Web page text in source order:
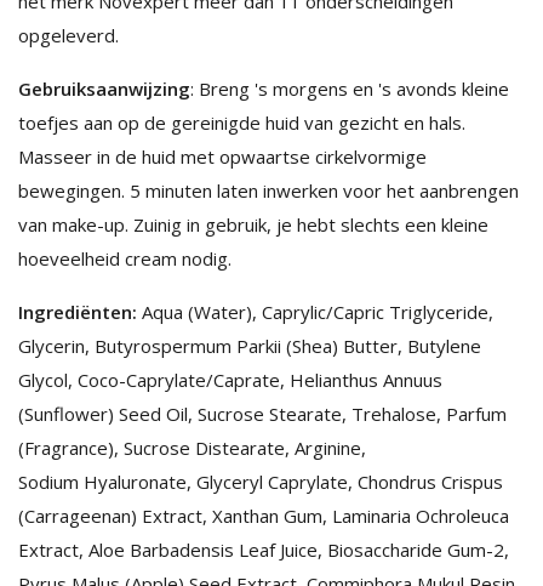
opgeleverd.
Gebruiksaanwijzing: Breng 's morgens en 's avonds kleine
toefjes aan op de gereinigde huid van gezicht en hals.
Masseer in de huid met opwaartse cirkelvormige
bewegingen. 5 minuten laten inwerken voor het aanbrengen
van make-up. Zuinig in gebruik, je hebt slechts een kleine
hoeveelheid cream nodig.
Ingrediënten: Aqua (Water), Caprylic/Capric Triglyceride,
Glycerin, Butyrospermum Parkii (Shea) Butter, Butylene
Glycol, Coco-Caprylate/Caprate, Helianthus Annuus
(Sunflower) Seed Oil, Sucrose Stearate, Trehalose, Parfum
(Fragrance), Sucrose Distearate, Arginine,
Sodium Hyaluronate, Glyceryl Caprylate, Chondrus Crispus
(Carrageenan) Extract, Xanthan Gum, Laminaria Ochroleuca
Extract, Aloe Barbadensis Leaf Juice, Biosaccharide Gum-2,